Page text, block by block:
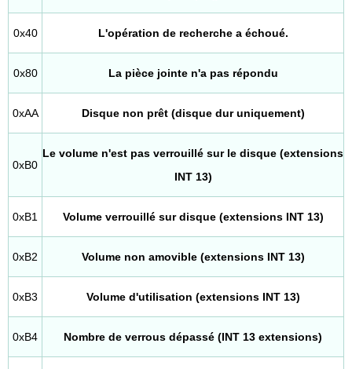
0x40 L'opération de recherche a échoué.
0x80 La pièce jointe n'a pas répondu
0xAA Disque non prêt (disque dur uniquement)
0xB0
Le volume n'est pas verrouillé sur le disque (extensions
INT 13)
0xB1 Volume verrouillé sur disque (extensions INT 13)
0xB2 Volume non amovible (extensions INT 13)
0xB3 Volume d'utilisation (extensions INT 13)
0xB4 Nombre de verrous dépassé (INT 13 extensions)